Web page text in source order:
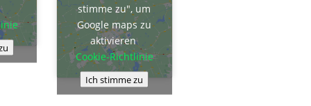
stimme zu", um
Google maps zu
aktivieren
Cookie-Richtlinie
Ich stimme zu